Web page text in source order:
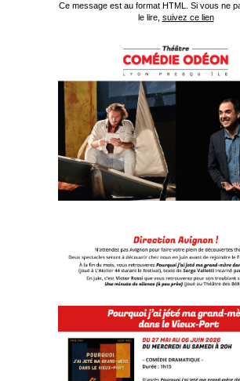
Ce message est au format HTML. Si vous ne
le lire, suivez ce lien